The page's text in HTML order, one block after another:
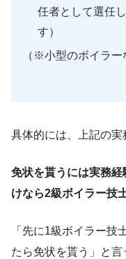
任者として選任
す）
（※小型のボイラ
具体的には、上記の実
免状を貰うには実務
けなら2級ボイラー技
「先に1級ボイラー
たら免状を貰う」と言